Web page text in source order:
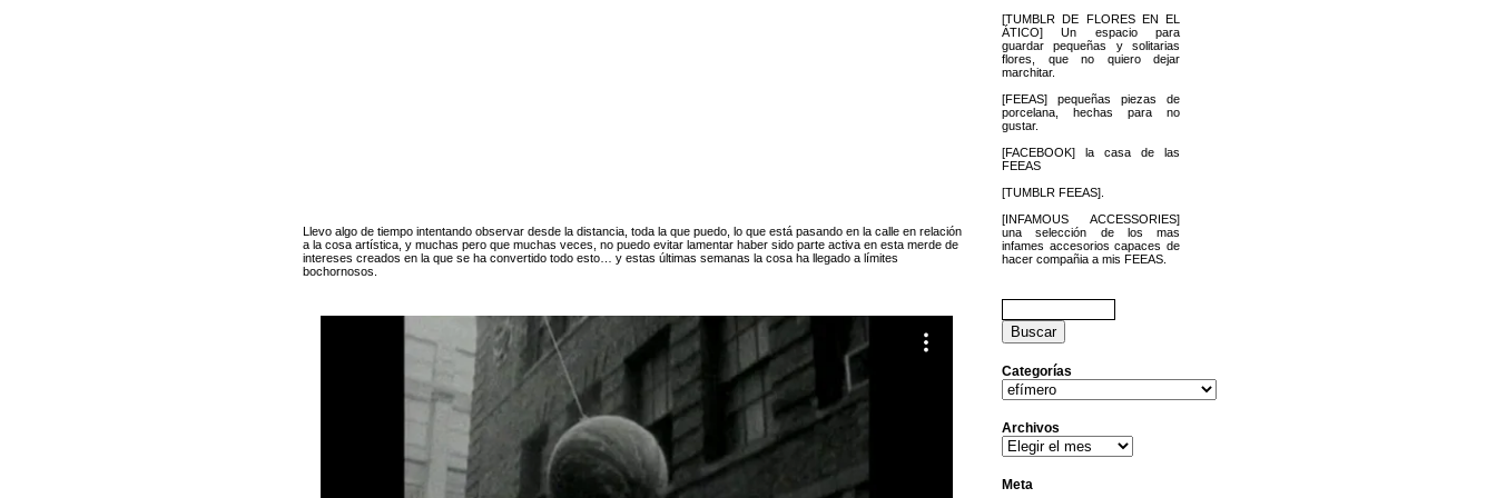
Llevo algo de tiempo intentando observar desde la distancia, toda la que puedo, lo que está pasando en la calle en relación
a la cosa artística, y muchas pero que muchas veces, no puedo evitar lamentar haber sido parte activa en esta merde de
intereses creados en la que se ha convertido todo esto… y estas últimas semanas la cosa ha llegado a límites
bochornosos.
[TUMBLR DE FLORES EN EL
ÁTICO] Un espacio para
guardar pequeñas y solitarias
flores, que no quiero dejar
marchitar.
[FEEAS] pequeñas piezas de
porcelana, hechas para no
gustar.
[FACEBOOK] la casa de las
FEEAS
[TUMBLR FEEAS].
[INFAMOUS ACCESSORIES]
una selección de los mas
infames accesorios capaces de
hacer compañia a mis FEEAS.
Buscar:
Categorías
Categorías
Archivos
Archivos
Meta